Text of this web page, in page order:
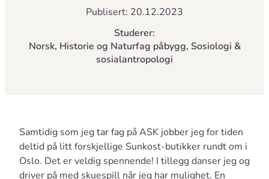
Publisert: 20.12.2023
Studerer:
Norsk, Historie og Naturfag påbygg, Sosiologi &
sosialantropologi
Samtidig som jeg tar fag på ASK jobber jeg for tiden
deltid på litt forskjellige Sunkost-butikker rundt om i
Oslo. Det er veldig spennende! I tillegg danser jeg og
driver på med skuespill når jeg har mulighet. En